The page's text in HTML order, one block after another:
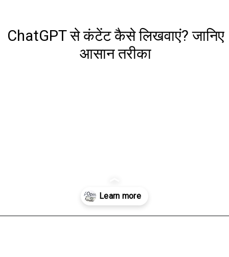
ChatGPT से कंटेंट कैसे लिखवाएं? जानिए
आसान तरीका